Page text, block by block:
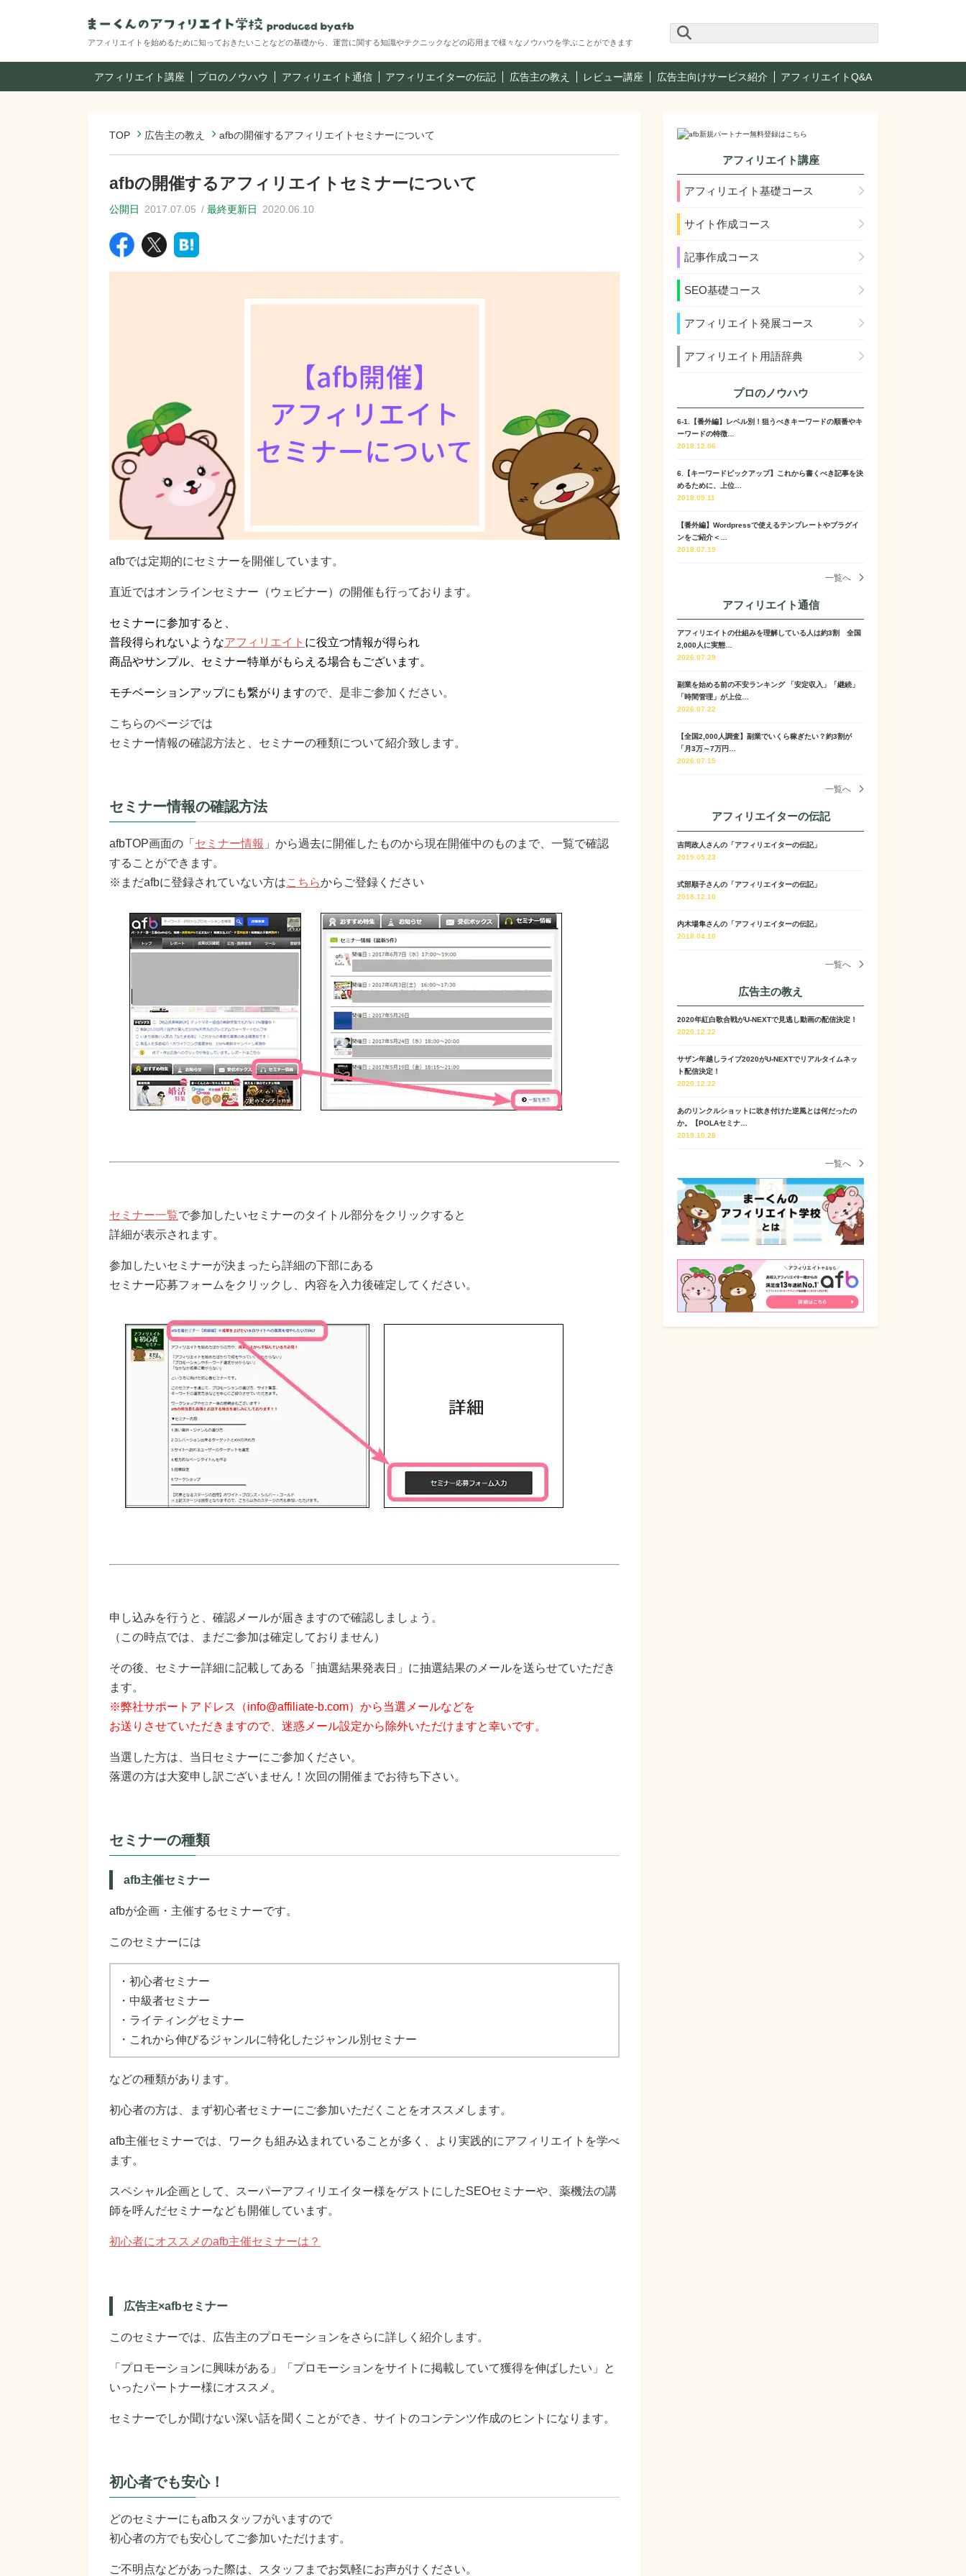
アフィリエイトを始めるために知っておきたいことなどの基礎から、運営に関する知識やテクニックなどの応用まで様々なノウハウを学ぶことができます
アフィリエイト講座 プロのノウハウ アフィリエイト通信 アフィリエイターの伝記 広告主の教え レビュー講座 広告主向けサービス紹介 アフィリエイトQ&A
TOP 広告主の教え afbの開催するアフィリエイトセミナーについて
afbの開催するアフィリエイトセミナーについて
公開日 2017.07.05 最終更新日 2020.06.10
afbでは定期的にセミナーを開催しています。
直近ではオンラインセミナー（ウェビナー）の開催も行っております。
セミナーに参加すると、
普段得られないようなアフィリエイト に役立つ情報が得られ
商品やサンプル、セミナー特単がもらえる場合もございます。
モチベーションアップにも繋がりますので、是非ご参加ください。
こちらのページでは
セミナー情報の確認方法と、セミナーの種類について紹介致します。
セミナー情報の確認方法
afbTOP画面の「 セミナー情報 」から過去に開催したものから現在開催中のものまで、一覧で確認
することができます。
※まだafbに登録されていない方はこちらからご登録ください
セミナー一覧で参加したいセミナーのタイトル部分をクリックすると
詳細が表示されます。
参加したいセミナーが決まったら詳細の下部にある
セミナー応募フォームをクリックし、内容を入力後確定してください。
申し込みを行うと、確認メールが届きますので確認しましょう。
（この時点では、まだご参加は確定しておりません）
その後、セミナー詳細に記載してある「抽選結果発表日」に抽選結果のメールを送らせていただき
ます。
※弊社サポートアドレス（info@affiliate-b.com）から当選メールなどを
お送りさせていただきますので、迷惑メール設定から除外いただけますと幸いです。
当選した方は、当日セミナーにご参加ください。
落選の方は大変申し訳ございません！次回の開催までお待ち下さい。
セミナーの種類
afb主催セミナー
afbが企画・主催するセミナーです。
このセミナーには
・初心者セミナー
・中級者セミナー
・ライティングセミナー
・これから伸びるジャンルに特化したジャンル別セミナー
などの種類があります。
初心者の方は、まず初心者セミナーにご参加いただくことをオススメします。
afb主催セミナーでは、ワークも組み込まれていることが多く、より実践的にアフィリエイトを学べ
ます。
スペシャル企画として、スーパーアフィリエイター様をゲストにしたSEOセミナーや、薬機法の講
師を呼んだセミナーなども開催しています。
初心者にオススメのafb主催セミナーは？
広告主×afbセミナー
このセミナーでは、広告主のプロモーションをさらに詳しく紹介します。
「プロモーションに興味がある」「プロモーションをサイトに掲載していて獲得を伸ばしたい」と
いったパートナー様にオススメ。
セミナーでしか聞けない深い話を聞くことができ、サイトのコンテンツ作成のヒントになります。
初心者でも安心！
どのセミナーにもafbスタッフがいますので
初心者の方でも安心してご参加いただけます。
ご不明点などがあった際は、スタッフまでお気軽にお声がけください。
アフィリエイト講座
アフィリエイト基礎コース
サイト作成コース
記事作成コース
SEO基礎コース
アフィリエイト発展コース
アフィリエイト用語辞典
プロのノウハウ
6-1.【番外編】レベル別！狙うべきキーワードの順番やキ
ーワードの特徴…
2018.12.06
6.【キーワードピックアップ】これから書くべき記事を決
めるために、上位…
2018.09.11
【番外編】Wordpressで使えるテンプレートやプラグイ
ンをご紹介＜…
2018.07.19
一覧へ
アフィリエイト通信
アフィリエイトの仕組みを理解している人は約3割 全国
2,000人に実態…
2026.07.29
副業を始める前の不安ランキング 「安定収入」「継続」
「時間管理」が上位…
2026.07.22
【全国2,000人調査】副業でいくら稼ぎたい？約3割が
「月3万～7万円…
2026.07.15
一覧へ
アフィリエイターの伝記
吉岡政人さんの「アフィリエイターの伝記」
2019.05.23
式部順子さんの「アフィリエイターの伝記」
2018.12.10
内木場隼さんの「アフィリエイターの伝記」
2018.04.10
一覧へ
広告主の教え
2020年紅白歌合戦がU-NEXTで見逃し動画の配信決定！
2020.12.22
サザン年越しライブ2020がU-NEXTでリアルタイムネッ
ト配信決定！
2020.12.22
あのリンクルショットに吹き付けた逆風とは何だったの
か。【POLAセミナ…
2019.10.28
一覧へ